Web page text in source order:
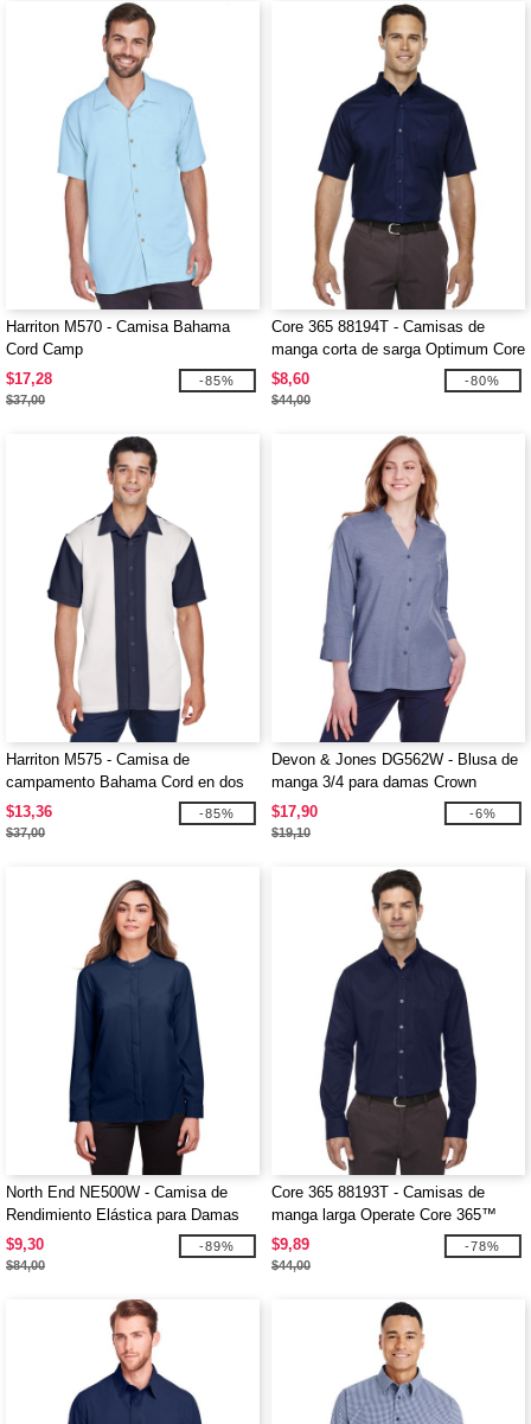
Harriton M570 - Camisa Bahama
Cord Camp
$17,28
$37,00
-85%
Core 365 88194T - Camisas de
manga corta de sarga Optimum Core
365™
$8,60
$44,00
-80%
Harriton M575 - Camisa de
campamento Bahama Cord en dos
tonos
$13,36
$37,00
-85%
Devon & Jones DG562W - Blusa de
manga 3/4 para damas Crown
Collection Stretch Pinpoint
Chambray
$17,90
$19,10
-6%
North End NE500W - Camisa de
Rendimiento Elástica para Damas
Borough
$9,30
$84,00
-89%
Core 365 88193T - Camisas de
manga larga Operate Core 365™
Twill
$9,89
$44,00
-78%